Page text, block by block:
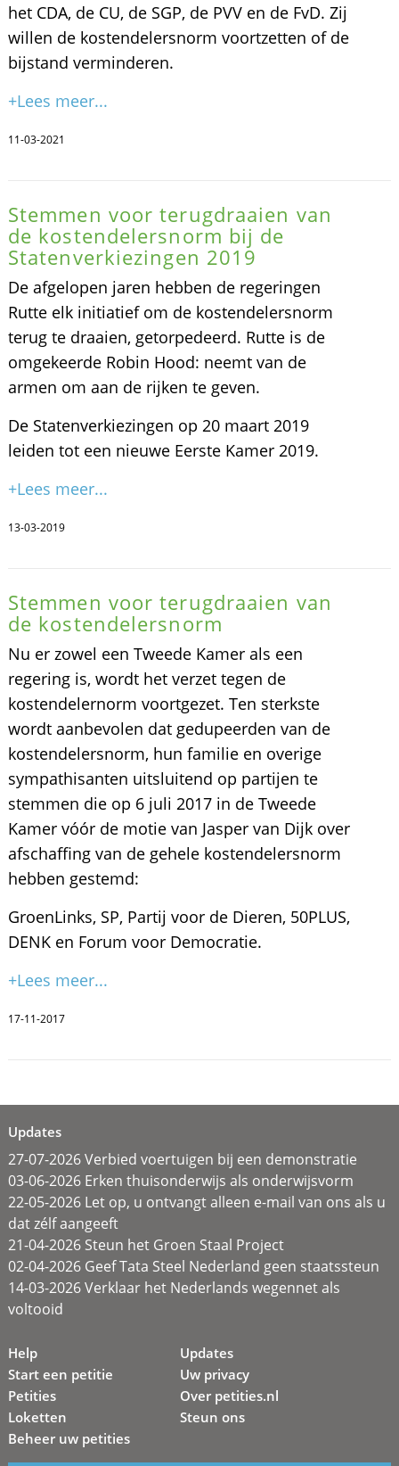
het CDA, de CU, de SGP, de PVV en de FvD. Zij
willen de kostendelersnorm voortzetten of de
bijstand verminderen.
+Lees meer...
11-03-2021
Stemmen voor terugdraaien van
de kostendelersnorm bij de
Statenverkiezingen 2019
De afgelopen jaren hebben de regeringen
Rutte elk initiatief om de kostendelersnorm
terug te draaien, getorpedeerd. Rutte is de
omgekeerde Robin Hood: neemt van de
armen om aan de rijken te geven.
De Statenverkiezingen op 20 maart 2019
leiden tot een nieuwe Eerste Kamer 2019.
+Lees meer...
13-03-2019
Stemmen voor terugdraaien van
de kostendelersnorm
Nu er zowel een Tweede Kamer als een
regering is, wordt het verzet tegen de
kostendelernorm voortgezet. Ten sterkste
wordt aanbevolen dat gedupeerden van de
kostendelersnorm, hun familie en overige
sympathisanten uitsluitend op partijen te
stemmen die op 6 juli 2017 in de Tweede
Kamer vóór de motie van Jasper van Dijk over
afschaffing van de gehele kostendelersnorm
hebben gestemd:
GroenLinks, SP, Partij voor de Dieren, 50PLUS,
DENK en Forum voor Democratie.
+Lees meer...
17-11-2017
Updates
27-07-2026 Verbied voertuigen bij een demonstratie
03-06-2026 Erken thuisonderwijs als onderwijsvorm
22-05-2026 Let op, u ontvangt alleen e-mail van ons als u
dat zélf aangeeft
21-04-2026 Steun het Groen Staal Project
02-04-2026 Geef Tata Steel Nederland geen staatssteun
14-03-2026 Verklaar het Nederlands wegennet als
voltooid
Help
Start een petitie
Petities
Loketten
Beheer uw petities
Updates
Uw privacy
Over petities.nl
Steun ons